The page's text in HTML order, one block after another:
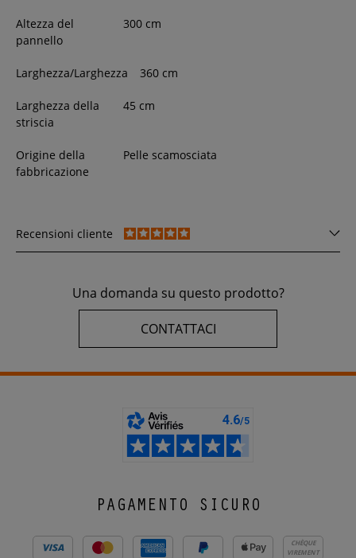
Altezza del
pannello
300 cm
Larghezza/Larghezza 360 cm
Larghezza della
striscia
45 cm
Origine della
fabbricazione
Pelle scamosciata
Recensioni cliente
Una domanda su questo prodotto?
CONTATTACI
PAGAMENTO SICURO
CHÈQUE
VIREMENT